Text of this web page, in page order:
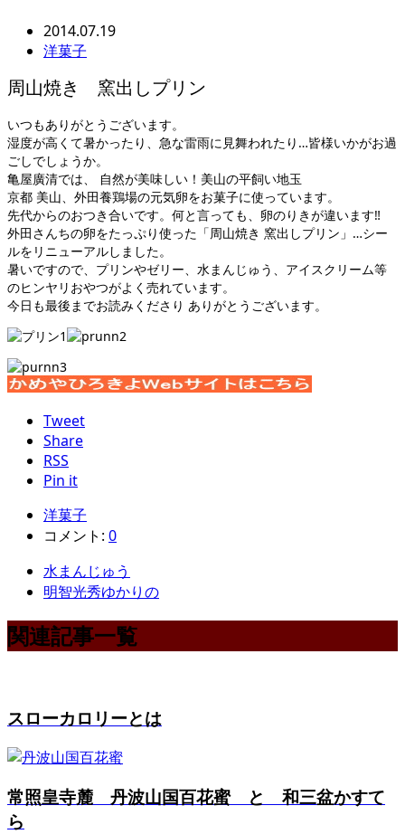
2014.07.19
洋菓子
周山焼き 窯出しプリン
いつもありがとうございます。
湿度が高くて暑かったり、急な雷雨に見舞われたり…皆様いかがお過
ごしでしょうか。
亀屋廣清では、 自然が美味しい！美山の平飼い地玉
京都 美山、外田養鶏場の元気卵をお菓子に使っています。
先代からのおつき合いです。何と言っても、卵のりきが違います‼︎
外田さんちの卵をたっぷり使った「周山焼き 窯出しプリン」…シー
ルをリニューアルしました。
暑いですので、プリンやゼリー、水まんじゅう、アイスクリーム等
のヒンヤリおやつがよく売れています。
今日も最後までお読みくださり ありがとうございます。
Tweet
Share
RSS
Pin it
洋菓子
コメント: 0
水まんじゅう
明智光秀ゆかりの
関連記事一覧
スローカロリーとは
常照皇寺麓 丹波山国百花蜜 と 和三盆かすて
ら